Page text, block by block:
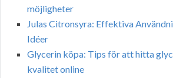
möjligheter
Julas Citronsyra: Effektiva
Idéer
Glycerin köpa: Tips för att hitta
kvalitet online